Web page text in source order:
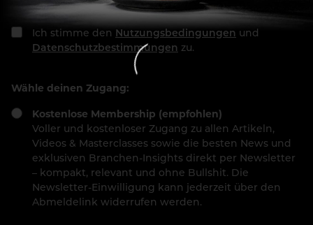
Ich stimme den Nutzungsbedingungen und
Datenschutzbestimmungen zu.
Wähle deinen Zugang:
Kostenlose Membership (empfohlen)
Voller und kostenloser Zugang zu allen Artikeln,
Videos & Masterclasses sowie die besten News und
exklusiven Branchen-Insights direkt per Newsletter
– kompakt, relevant und ohne Bullshit. Die
Newsletter-Einwilligung kann jederzeit über den
Abmeldelink widerrufen werden.